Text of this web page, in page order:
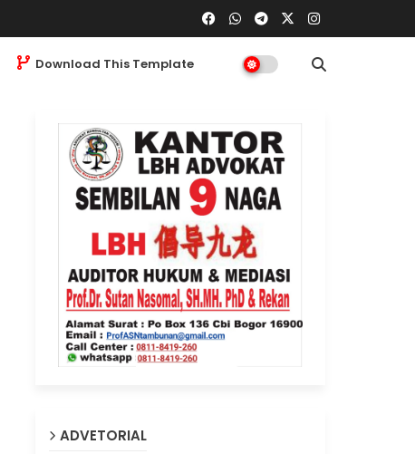
Download This Template
ADVETORIAL